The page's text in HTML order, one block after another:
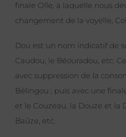
finale Olle, à laquelle nous
changement de la voyelle,
Dou est un nom indicatif de
Caudou, le Béouradou, etc.
avec suppression de la
Bélingou ; puis avec une
et le Couzeau, la Douze et la
Baûze, etc.